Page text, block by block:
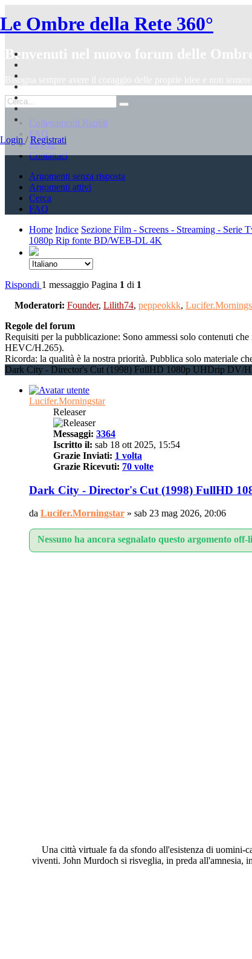
Le Ombre della Rete 360°
Login / Registrati
Benvenuti nel nuovo forum delle
Bisogna sempre avere il coraggio delle proprie idee e non
Collegamenti Rapidi
FAQ
Regole
Contattaci
Argomenti senza risposta
Argomenti attivi
Cerca
FAQ
Home Indice Sezione Film - Screens - Streaming -
1080p Rip fonte BD/WEB-DL 4K
Rispondi 1 messaggio Pagina 1 di 1
Moderatori: Founder, Lilith74, peppeokkk,
Regole del forum
Requisiti per la pubblicazione: Sono ammessi solo contenuti
HEVC/H.265).
Ricorda: la qualità è la nostra priorità. Pubblica solo materiale
Dark City - Director's Cut (1998) FullHD 1080p UHDrip DV/
Lucifer.Morningstar
Releaser
Messaggi: 3364
Iscritto il: sab 18 ott 2025, 15:54
Grazie Inviati: 1 volta
Grazie Ricevuti: 70 volte
Dark City - Director's Cut (1998) FullHD
da Lucifer.Morningstar » sab 23 mag 2026, 20:06
Nessuno ha ancora segnalato questo argomento
Una città virtuale fa da sfondo all'esistenza di uomini-
viventi. John Murdoch si risveglia, in preda all'amnesia,